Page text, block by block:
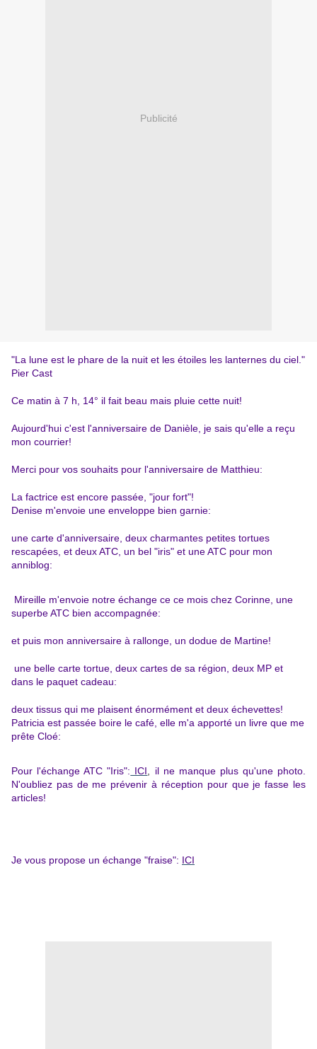
Publicité
"La lune est le phare de la nuit et les étoiles les lanternes du ciel."
Pier Cast
Ce matin à 7 h, 14° il fait beau mais pluie cette nuit!
Aujourd'hui c'est l'anniversaire de Danièle, je sais qu'elle a reçu
mon courrier!
Merci pour vos souhaits pour l'anniversaire de Matthieu:
La factrice est encore passée, "jour fort"!
Denise m'envoie une enveloppe bien garnie:
une carte d'anniversaire, deux charmantes petites tortues
rescapées, et deux ATC, un bel "iris" et une ATC pour mon
anniblog:
Mireille m'envoie notre échange ce ce mois chez Corinne, une
superbe ATC bien accompagnée:
et puis mon anniversaire à rallonge, un dodue de Martine!
une belle carte tortue, deux cartes de sa région, deux MP et
dans le paquet cadeau:
deux tissus qui me plaisent énormément et deux échevettes!
Patricia est passée boire le café, elle m'a apporté un livre que me
prête Cloé:
Pour l'échange ATC "Iris": ICI
il ne manque plus qu'une photo.
N'oubliez pas de me prévenir à réception pour que je fasse les
articles!
Je vous propose un échange "fraise": ICI